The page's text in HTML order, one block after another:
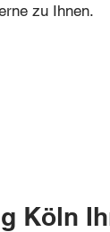
zu Ihnen.
Köln